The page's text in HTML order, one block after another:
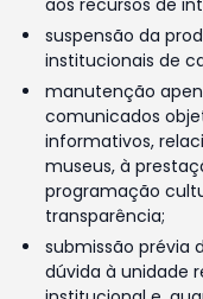
aos recursos de
suspensão da
institucionais de
manutenção
comunicados
informativos,
museus, à
programação
transparência;
submissão prévia
dúvida à unidade